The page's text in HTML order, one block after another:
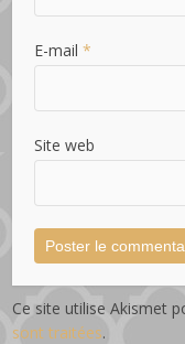
E-mail*
Site web
Ce site utilise Akismet
sont traitées.